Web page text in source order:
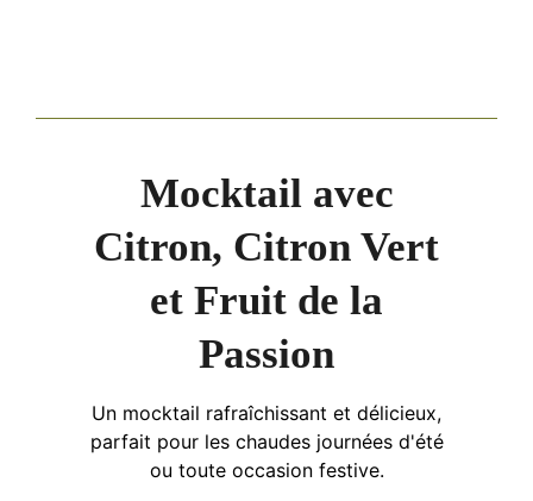
Mocktail avec
Citron, Citron Vert
et Fruit de la
Passion
Un mocktail rafraîchissant et délicieux,
parfait pour les chaudes journées d'été
ou toute occasion festive.